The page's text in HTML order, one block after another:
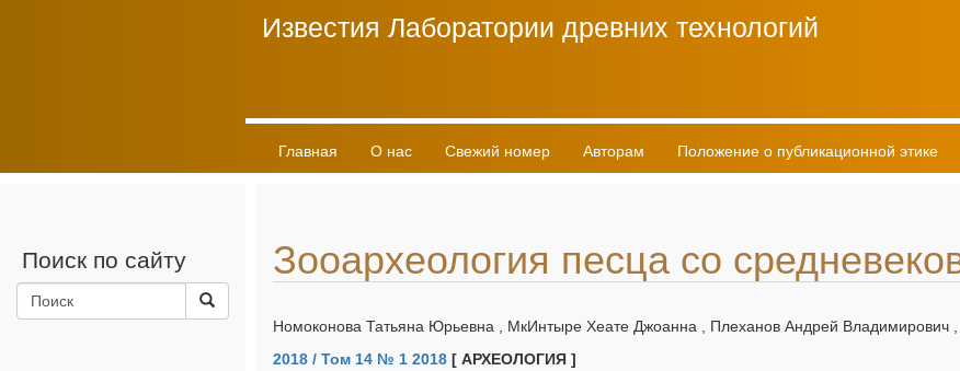
Известия Лаборатории древних технологий
Главная О нас Свежий номер Авторам Положение о публикационной этике
Поиск по сайту Зооархеология песца со
Номоконова Татьяна Юрьевна , МкИнтыре Хеате Джоанна , Плеханов Андрей Владимирович ,
2018 / Том 14 № 1 2018 [ АРХЕОЛОГИЯ ]